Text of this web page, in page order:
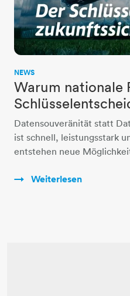
NEWS
Warum nationale
Datensouveränität statt
ist schnell, leistungsstark
entstehen neue
Weiterlesen